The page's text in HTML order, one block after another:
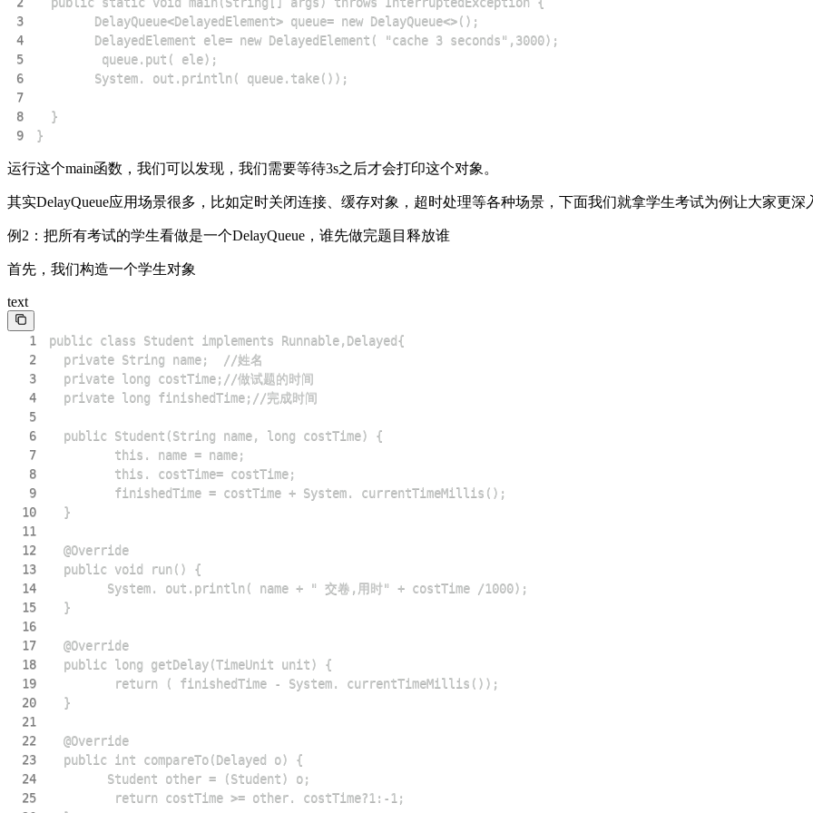
3
4
5
6
7
8
9
}
运行这个main函数，我们可以发现，我们需要等待3s之后才会打印这个对象。
其实DelayQueue应用场景很多，比如定时关闭连接、缓存对象，超时处理等各种场景，下面我们就拿学生考试为例让大家更深
例2：把所有考试的学生看做是一个DelayQueue，谁先做完题目释放谁
首先，我们构造一个学生对象
text
1
2
3
4
5
6
7
8
9
10
11
12
  @Override
13
14
15
16
17
  @Override
18
19
20
21
22
  @Override
23
24
25